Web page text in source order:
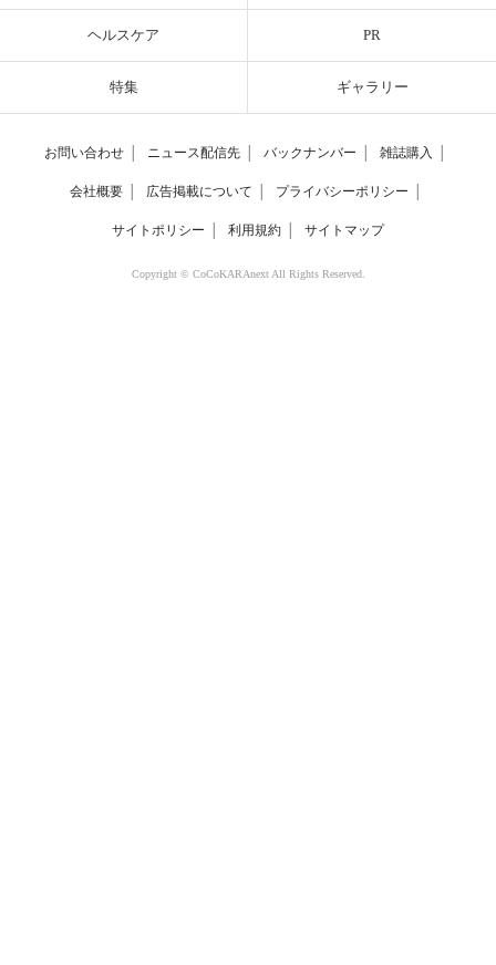
ヘルスケア PR
特集 ギャラリー
お問い合わせ ニュース配信先 バックナンバー 雑誌購入
会社概要 広告掲載について プライバシーポリシー
サイトポリシー 利用規約 サイトマップ
Copyright © CoCoKARAnext All Rights Reserved.